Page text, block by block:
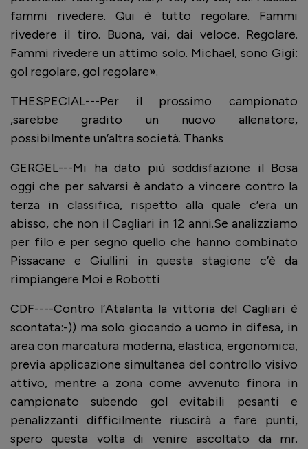
fammi rivedere. Qui è tutto regolare. Fammi
rivedere il tiro. Buona, vai, dai veloce. Regolare.
Fammi rivedere un attimo solo. Michael, sono Gigi:
gol regolare, gol regolare».
THESPECIAL---Per il prossimo campionato
,sarebbe gradito un nuovo allenatore,
possibilmente un’altra società. Thanks
GERGEL---Mi ha dato più soddisfazione il Bosa
oggi che per salvarsi è andato a vincere contro la
terza in classifica, rispetto alla quale c’era un
abisso, che non il Cagliari in 12 anni.Se analizziamo
per filo e per segno quello che hanno combinato
Pissacane e Giullini in questa stagione c’è da
rimpiangere Moi e Robotti
CDF----Contro l’Atalanta la vittoria del Cagliari è
scontata:-)) ma solo giocando a uomo in difesa, in
area con marcatura moderna, elastica, ergonomica,
previa applicazione simultanea del controllo visivo
attivo, mentre a zona come avvenuto finora in
campionato subendo gol evitabili pesanti e
penalizzanti difficilmente riuscirà a fare punti,
spero questa volta di venire ascoltato da mr.